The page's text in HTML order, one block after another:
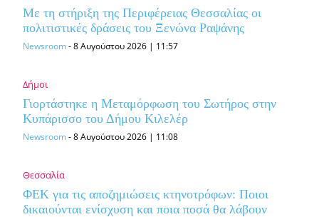
Με τη στήριξη της Περιφέρειας Θεσσαλίας οι
πολιτιστικές δράσεις του Ξενώνα Ραψάνης
Newsroom-8 Αυγούστου 2026 | 11:57
Δήμοι
Γιορτάστηκε η Μεταμόρφωση του Σωτήρος στην
Κυπάρισσο του Δήμου Κιλελέρ
Newsroom-8 Αυγούστου 2026 | 11:08
Θεσσαλία
ΦΕΚ για τις αποζημιώσεις κτηνοτρόφων: Ποιοι
δικαιούνται ενίσχυση και ποια ποσά θα λάβουν